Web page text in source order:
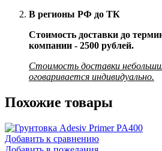
В регионы РФ до ТК
Стоимость доставки до
компании - 2500 рублей.
Стоимость доставки
оговаривается индивидуально.
Похожие товары
Добавить к сравнению